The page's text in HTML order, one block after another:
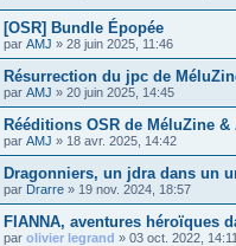
[OSR] Bundle Épopée
par AMJ » 28 juin 2025, 11:46
Résurrection du jpc de
par AMJ » 20 juin 2025, 14:45
Rééditions OSR de MéluZine &
par AMJ » 18 avr. 2025, 14:42
Dragonniers, un jdra dans un
par Drarre » 19 nov. 2024, 18:57
FIANNA, aventures héroïques
par olivier legrand » 03 oct. 2022, 14:11